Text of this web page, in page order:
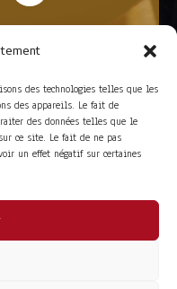
des technologies telles que les
des appareils. Le fait de
des données telles que le
ce site. Le fait de ne pas
un effet négatif sur certaines